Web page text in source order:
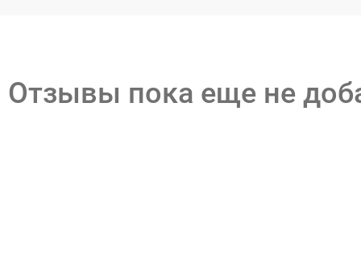
Отзывы пока еще не